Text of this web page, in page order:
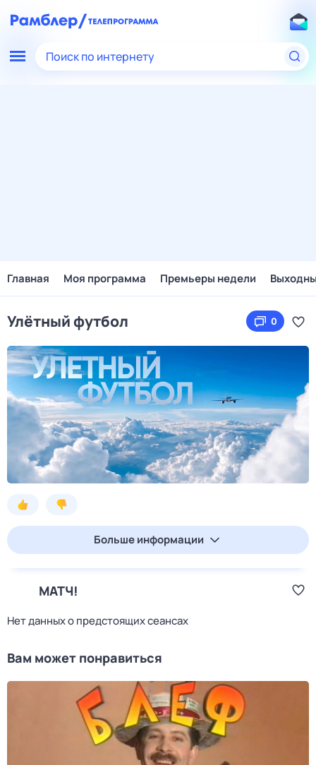
Поиск по интернету
Главная Моя программа Премьеры недели
Улётный футбол 0
Больше информации
МАТЧ!
Нет данных о предстоящих сеансах
Вам может понравиться